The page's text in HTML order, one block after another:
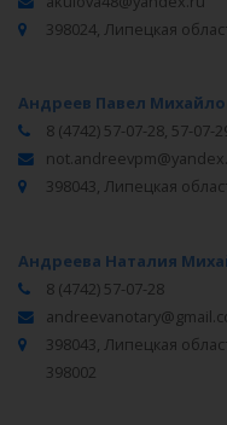
398024, Липецкая
Андреев Павел
8 (4742) 57-07-28, 57-07-
398043, Липецкая
Андреева Наталия
8 (4742) 57-07-28
398043, Липецкая
398002